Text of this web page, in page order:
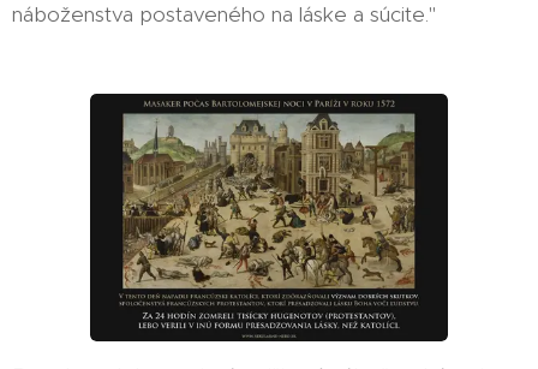
náboženstva postaveného na láske a súcite." 👍